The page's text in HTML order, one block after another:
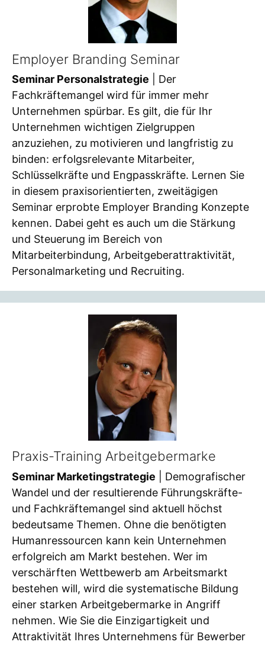
Employer Branding Seminar
Seminar Personalstrategie | Der
Fachkräftemangel wird für immer mehr
Unternehmen spürbar. Es gilt, die für Ihr
Unternehmen wichtigen Zielgruppen
anzuziehen, zu motivieren und langfristig zu
binden: erfolgsrelevante Mitarbeiter,
Schlüsselkräfte und Engpasskräfte. Lernen Sie
in diesem praxisorientierten, zweitägigen
Seminar erprobte Employer Branding Konzepte
kennen. Dabei geht es auch um die Stärkung
und Steuerung im Bereich von
Mitarbeiterbindung, Arbeitgeberattraktivität,
Personalmarketing und Recruiting.
Praxis-Training Arbeitgebermarke
Seminar Marketingstrategie | Demografischer
Wandel und der resultierende Führungskräfte-
und Fachkräftemangel sind aktuell höchst
bedeutsame Themen. Ohne die benötigten
Humanressourcen kann kein Unternehmen
erfolgreich am Markt bestehen. Wer im
verschärften Wettbewerb am Arbeitsmarkt
bestehen will, wird die systematische Bildung
einer starken Arbeitgebermarke in Angriff
nehmen. Wie Sie die Einzigartigkeit und
Attraktivität Ihres Unternehmens für Bewerber